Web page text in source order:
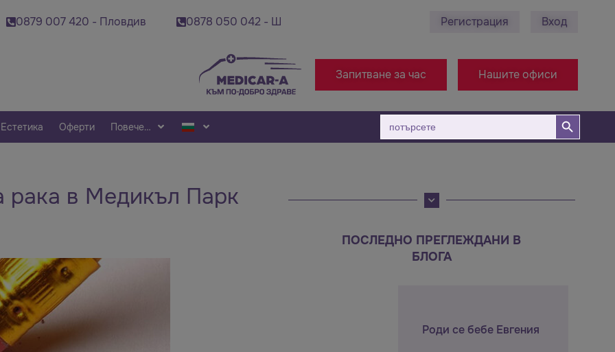
007 420 - Пловдив 0878 050 042 - Шумен 0878 495 689 - Ст. Загора +38971314005 - Офис
Регистрация Вход
Запитване за час Нашите офиси
Естетика Оферти Повече…
Търсене
за:
Бутон за търсене
рака в Медикъл Парк
ПОСЛЕДНО ПРЕГЛЕЖДАНИ В
БЛОГА
Роди се бебе Евгения